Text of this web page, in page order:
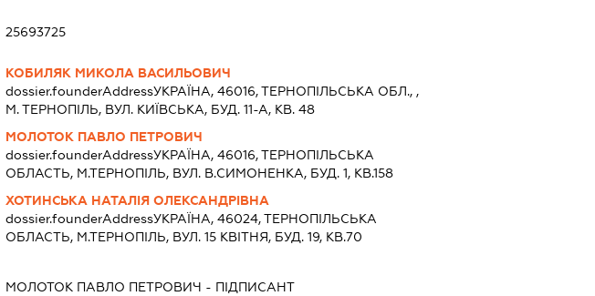
25693725
КОБИЛЯК МИКОЛА ВАСИЛЬОВИЧ
dossier.founderAddressУКРАЇНА, 46016, ТЕРНОПIЛЬСЬКА ОБЛ., ,
М. ТЕРНОПІЛЬ, ВУЛ. КИЇВСЬКА, БУД. 11-А, КВ. 48
МОЛОТОК ПАВЛО ПЕТРОВИЧ
dossier.founderAddressУКРАЇНА, 46016, ТЕРНОПIЛЬСЬКА
ОБЛАСТЬ, М.ТЕРНОПІЛЬ, ВУЛ. В.СИМОНЕНКА, БУД. 1, КВ.158
ХОТИНСЬКА НАТАЛІЯ ОЛЕКСАНДРІВНА
dossier.founderAddressУКРАЇНА, 46024, ТЕРНОПIЛЬСЬКА
ОБЛАСТЬ, М.ТЕРНОПІЛЬ, ВУЛ. 15 КВІТНЯ, БУД. 19, КВ.70
МОЛОТОК ПАВЛО ПЕТРОВИЧ - ПІДПИСАНТ